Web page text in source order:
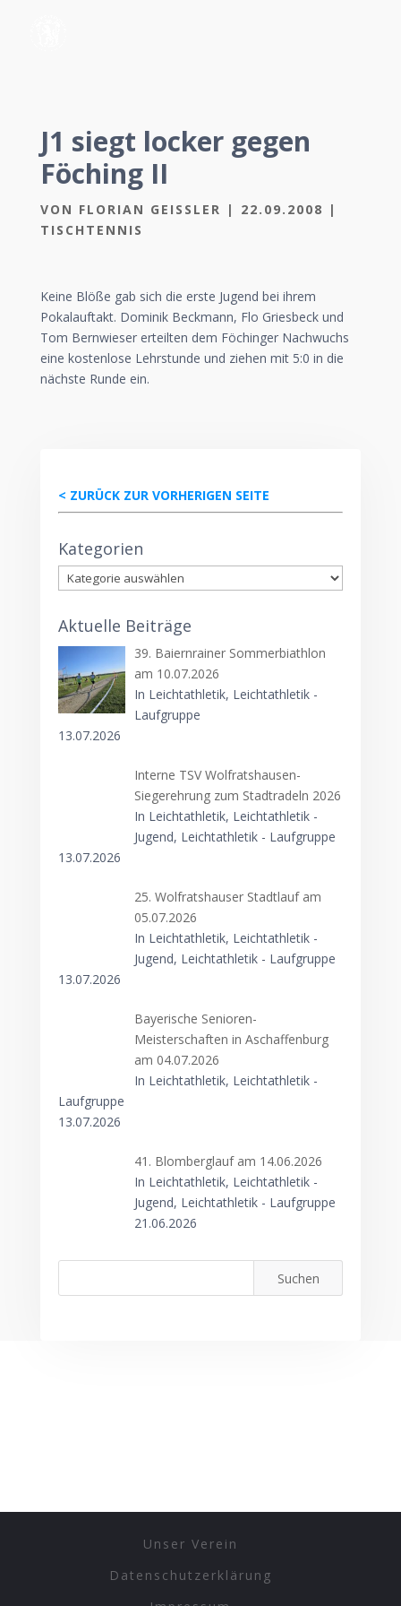
J1 siegt locker gegen
Föching II
VON FLORIAN GEISSLER | 22.09.2008 |
TISCHTENNIS
Keine Blöße gab sich die erste Jugend bei ihrem
Pokalauftakt. Dominik Beckmann, Flo Griesbeck und
Tom Bernwieser erteilten dem Föchinger Nachwuchs
eine kostenlose Lehrstunde und ziehen mit 5:0 in die
nächste Runde ein.
< ZURÜCK ZUR VORHERIGEN SEITE
Kategorien
Kategorien
Aktuelle Beiträge
39. Baiernrainer Sommerbiathlon
am 10.07.2026
In Leichtathletik, Leichtathletik -
Laufgruppe
13.07.2026
Interne TSV Wolfratshausen-
Siegerehrung zum Stadtradeln 2026
In Leichtathletik, Leichtathletik -
Jugend, Leichtathletik - Laufgruppe
13.07.2026
25. Wolfratshauser Stadtlauf am
05.07.2026
In Leichtathletik, Leichtathletik -
Jugend, Leichtathletik - Laufgruppe
13.07.2026
Bayerische Senioren-
Meisterschaften in Aschaffenburg
am 04.07.2026
In Leichtathletik, Leichtathletik -
Laufgruppe
13.07.2026
41. Blomberglauf am 14.06.2026
In Leichtathletik, Leichtathletik -
Jugend, Leichtathletik - Laufgruppe
21.06.2026
Unser Verein
Datenschutzerklärung